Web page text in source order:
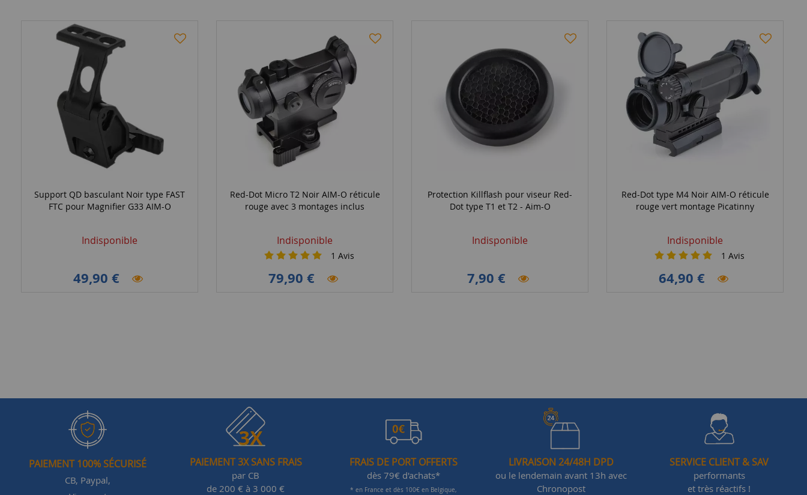
Support QD basculant Noir type FAST
FTC pour Magnifier G33 AIM-O
Indisponible
49,90 €
Red-Dot Micro T2 Noir AIM-O réticule
rouge avec 3 montages inclus
Indisponible
1 Avis
79,90 €
Protection Killflash pour viseur Red-
Dot type T1 et T2 - Aim-O
Indisponible
7,90 €
Red-Dot type M4 Noir AIM-O réticule
rouge vert montage Picatinny
Indisponible
1 Avis
64,90 €
PAIEMENT 100% SÉCURISÉ
CB, Paypal,
PAIEMENT 3X SANS FRAIS
par CB
de 200 € à 3 000 €
FRAIS DE PORT OFFERTS
dès 79€ d'achats*
* en France et dès 100€ en Belgique,
LIVRAISON 24/48H DPD
ou le lendemain avant 13h avec
Chronopost
SERVICE CLIENT & SAV
performants
et très réactifs !